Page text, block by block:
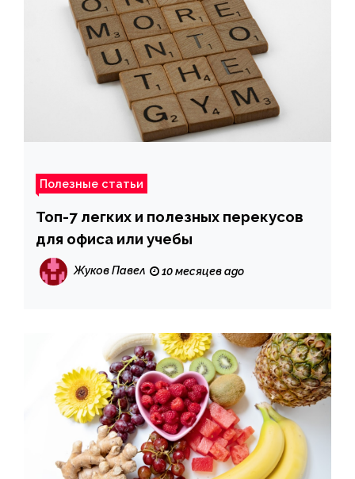
Полезные статьи
Топ-7 легких и полезных перекусов
для офиса или учебы
Жуков Павел 10 месяцев ago